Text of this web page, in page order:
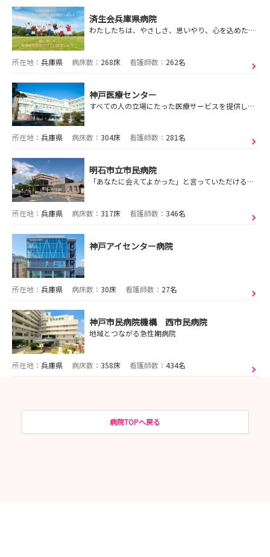
済生会兵庫県病院
わたしたちは、やさしさ、思いやり、心を込めた技術で患者さまと共に歩む看護を目指します。済生会の使命と誇りを持ち、看護の専門職として自己啓発に努めます。
所在地： 兵庫県 病床数： 268床 看護師数： 262名
神戸医療センター
すべての人の立場にたった医療サービスを提供します
所在地： 兵庫県 病床数： 304床 看護師数： 281名
明石市立市民病院
「あなたに会えてよかった」と言っていただける看護を目指して
所在地： 兵庫県 病床数： 317床 看護師数： 346名
神戸アイセンター病院
所在地： 兵庫県 病床数： 30床 看護師数： 27名
神戸市民病院機構 西市民病院
地域とつながる急性期病院
所在地： 兵庫県 病床数： 358床 看護師数： 434名
病院TOPへ戻る